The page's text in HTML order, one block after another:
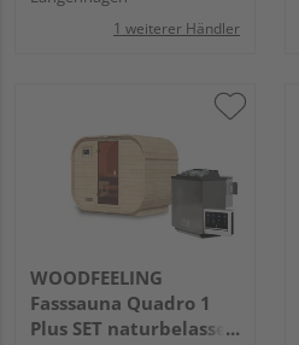
1 weiterer Händler
WOODFEELING
Fasssauna Quadro 1
Plus SET naturbelassen